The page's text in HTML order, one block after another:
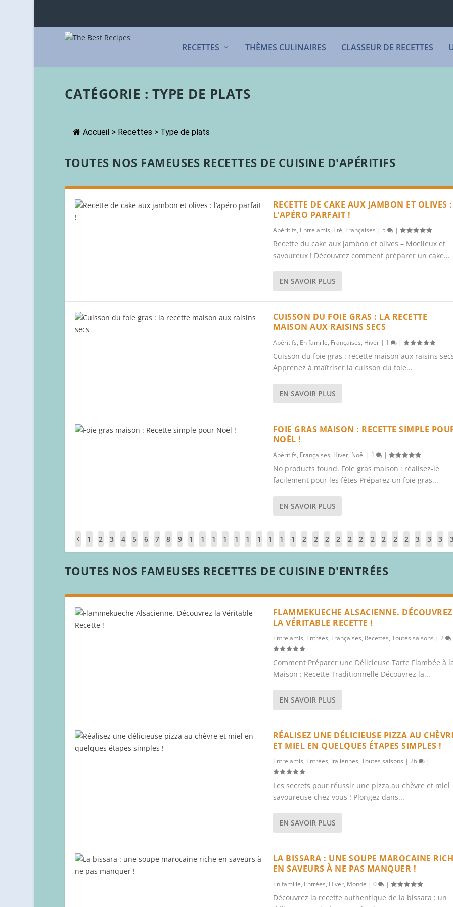
RECETTES THÈMES CULINAIRES CLASSEUR DE RECETTES
CATÉGORIE : TYPE DE PLATS
Accueil > Recettes > Type de plats
TOUTES NOS FAMEUSES RECETTES DE CUISINE D'APÉRITIFS
RECETTE DE CAKE AUX JAMBON ET OLIVES :
L’APÉRO PARFAIT !
Apéritifs, Entre amis, Eté, Françaises | 5 |
Recette du cake aux jambon et olives – Moelleux et
savoureux ! Découvrez comment préparer un cake...
EN SAVOIR PLUS
CUISSON DU FOIE GRAS : LA RECETTE
MAISON AUX RAISINS SECS
Apéritifs, En famille, Françaises, Hiver| 1 |
Cuisson du foie gras : recette maison aux raisins
Apprenez à maîtriser la cuisson du foie...
EN SAVOIR PLUS
FOIE GRAS MAISON : RECETTE SIMPLE
NOËL !
Apéritifs, Françaises, Hiver, Noël | 1 |
No products found. Foie gras maison : réalisez-le
facilement pour les fêtes Préparez un foie gras...
EN SAVOIR PLUS
1 2 3 4 5 6 7 8 9
1
0
1
1
1
2
1
3
1
4
1
5
1
6
1
7
1
8
1
9
2
0
2
1
2
2
2
3
2
4
2
5
2
6
2
7
2
8
2
9
3
0
3
1
3
2
TOUTES NOS FAMEUSES RECETTES DE CUISINE D'ENTRÉES
FLAMMEKUECHE ALSACIENNE. DÉCOUVREZ
LA VÉRITABLE RECETTE !
Entre amis, Entrées, Françaises, Recettes, Toutes saisons | 2
Comment Préparer une Délicieuse Tarte Flambée à
Maison : Recette Traditionnelle Découvrez la...
EN SAVOIR PLUS
RÉALISEZ UNE DÉLICIEUSE PIZZA AU
ET MIEL EN QUELQUES ÉTAPES SIMPLES !
Entre amis, Entrées, Italiennes, Toutes saisons | 26 |
Les secrets pour réussir une pizza au chèvre et miel
savoureuse chez vous ! Plongez dans...
EN SAVOIR PLUS
LA BISSARA : UNE SOUPE MAROCAINE
EN SAVEURS À NE PAS MANQUER !
En famille, Entrées, Hiver, Monde | 0 |
Découvrez la recette authentique de la bissara : un